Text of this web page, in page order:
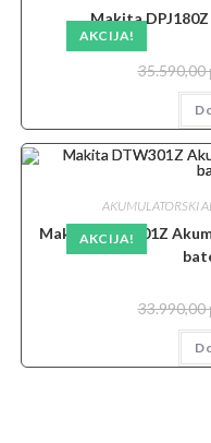
AKCIJA!
Makita
35.590,00
AKCIJA!
AKUMULATORSKI
Makita DTW301Z
33.990,00